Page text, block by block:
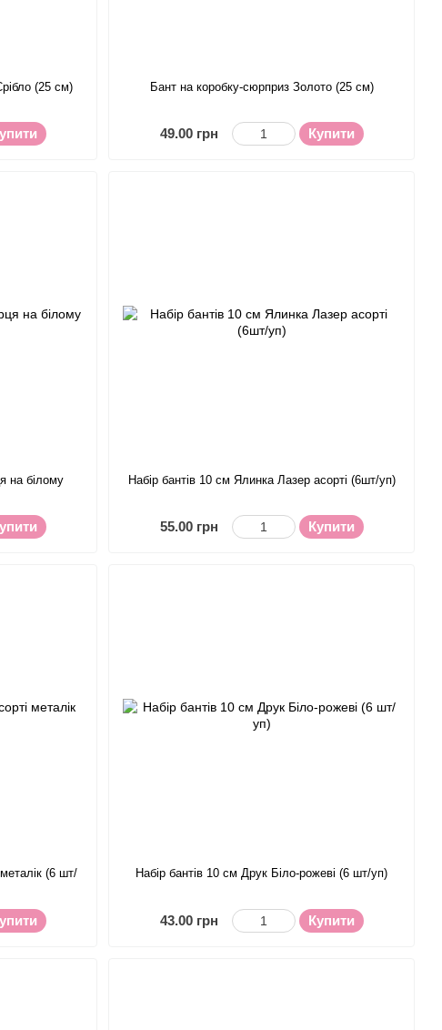
(25 см) Бант на коробку-сюрприз Золото (25 см)
49.00 грн Купити
на білому
Набір бантів 10 см Ялинка Лазер асорті (6шт/уп)
55.00 грн Купити
(6 шт/
Набір бантів 10 см Друк Біло-рожеві (6 шт/уп)
43.00 грн Купити